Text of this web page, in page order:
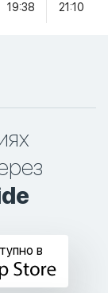
19:38 21:10
в